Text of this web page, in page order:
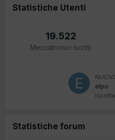
Statistiche Utenti
19.522
Meccatronici iscritti
elpo
Iscritto
Statistiche forum